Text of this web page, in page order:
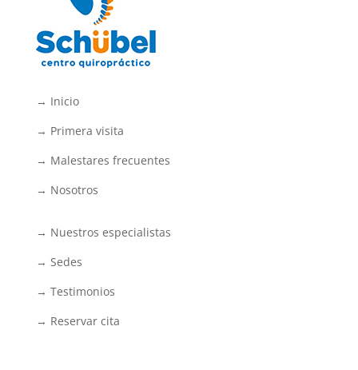
→ Inicio
→ Primera visita
→ Malestares frecuentes
→ Nosotros
→ Nuestros especialistas
→ Sedes
→ Testimonios
→ Reservar cita